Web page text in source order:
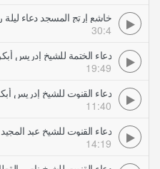
30:4
19:49
11:40
دعاء القنوت للشيخ عبد
14:19